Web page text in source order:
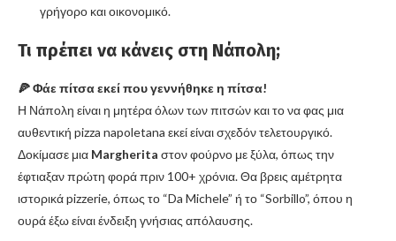
γρήγορο και οικονομικό.
Τι πρέπει να κάνεις στη Νάπολη;
🍕 Φάε πίτσα εκεί που γεννήθηκε η πίτσα!
Η Νάπολη είναι η μητέρα όλων των πιτσών και το να φας μια
αυθεντική pizza napoletana εκεί είναι σχεδόν τελετουργικό.
Δοκίμασε μια Margherita στον φούρνο με ξύλα, όπως την
έφτιαξαν πρώτη φορά πριν 100+ χρόνια. Θα βρεις αμέτρητα
ιστορικά pizzerie, όπως το “Da Michele” ή το “Sorbillo”, όπου η
ουρά έξω είναι ένδειξη γνήσιας απόλαυσης.